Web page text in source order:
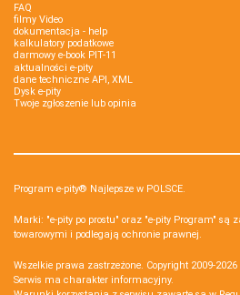
FAQ
filmy Video
dokumentacja - help
kalkulatory podatkowe
darmowy e-book PIT-11
aktualności e-pity
dane techniczne API, XML
Dysk e-pity
Twoje zgłoszenie lub opinia
Program e-pity® Najlepsze w POLSCE.
Marki: "e-pity po prostu" oraz "e-pity Program" są
towarowymi i podlegają ochronie prawnej.
Wszelkie prawa zastrzeżone. Copyright 2009-2026
Serwis ma charakter informacyjny.